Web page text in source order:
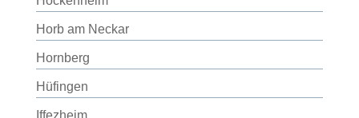
Horb am Neckar
Hornberg
Hüfingen
Iffezheim